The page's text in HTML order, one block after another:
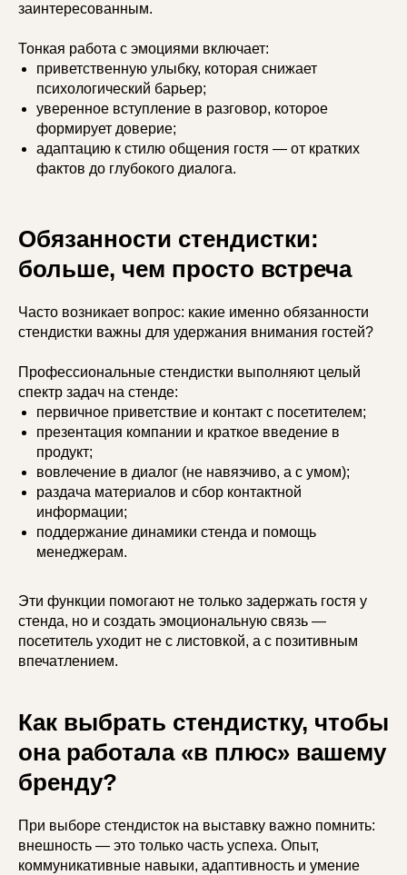
заинтересованным.
Тонкая работа с эмоциями включает:
приветственную улыбку, которая снижает
психологический барьер;
уверенное вступление в разговор, которое
формирует доверие;
адаптацию к стилю общения гостя — от кратких
фактов до глубокого диалога.
Обязанности стендистки:
больше, чем просто встреча
Часто возникает вопрос: какие именно обязанности
стендистки важны для удержания внимания гостей?
Профессиональные стендистки выполняют целый
спектр задач на стенде:
первичное приветствие и контакт с посетителем;
презентация компании и краткое введение в
продукт;
вовлечение в диалог (не навязчиво, а с умом);
раздача материалов и сбор контактной
информации;
поддержание динамики стенда и помощь
менеджерам.
Эти функции помогают не только задержать гостя у
стенда, но и создать эмоциональную связь —
посетитель уходит не с листовкой, а с позитивным
впечатлением.
Как выбрать стендистку, чтобы
она работала «в плюс» вашему
бренду?
При выборе стендисток на выставку важно помнить:
внешность — это только часть успеха. Опыт,
коммуникативные навыки, адаптивность и умение